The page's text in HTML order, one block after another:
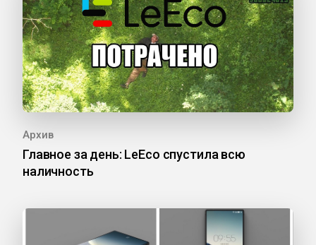
Архив
Главное за день: LeEco спустила всю
наличность